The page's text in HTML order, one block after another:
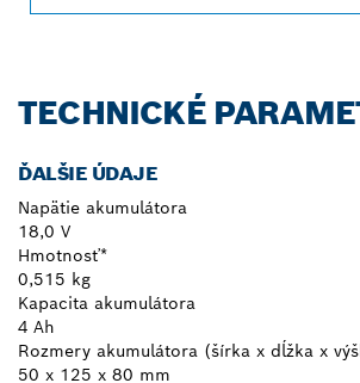
TECHNICKÉ
ĎALŠIE ÚDAJE
Napätie akumulátora
18,0 V
Hmotnosť*
0,515 kg
Kapacita akumulátora
4 Ah
Rozmery akumulátora (šírka x dĺžka x
50 x 125 x 80 mm